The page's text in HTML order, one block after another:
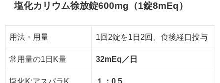
塩化カリウム徐放錠600mg（1錠8mEq）
用法・用量 1回2錠を1日2回、食後経口投与
常用量の1日K量 32mEq／日
塩化K:アスパラK １：0.5